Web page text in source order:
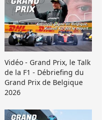
Vidéo - Grand Prix, le Talk
de la F1 - Débriefing du
Grand Prix de Belgique
2026